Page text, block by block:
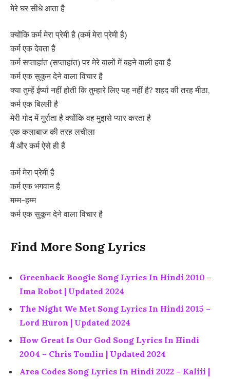
मेरे घर सीधे आता है
क्योंकि कर्म मेरा प्रेमी है (कर्म मेरा प्रेमी है)
कर्म एक देवता है
कर्म सप्ताहांत (सप्ताहांत) पर मेरे बालों में बहने वाली हवा है
कर्म एक सुकून देने वाला विचार है
क्या तुम्हें ईर्ष्या नहीं होती कि तुम्हारे लिए यह नहीं है? शहद की तरह मीठा,
कर्म एक बिल्ली है
मेरी गोद में गुर्राता है क्योंकि वह मुझसे प्यार करता है
एक कलाबाज की तरह लचीला
मैं और कर्म ऐसे ही हैं
कर्म मेरा प्रेमी है
कर्म एक भगवान है
मम्म-हम्म
कर्म एक सुकून देने वाला विचार है
Find More Song Lyrics
Greenback Boogie Song Lyrics In Hindi 2010 –
Ima Robot | Updated 2024
The Night We Met Song Lyrics In Hindi 2015 –
Lord Huron | Updated 2024
How Great Is Our God Song Lyrics In Hindi
2004 – Chris Tomlin | Updated 2024
Area Codes Song Lyrics In Hindi 2022 – Kaliii |